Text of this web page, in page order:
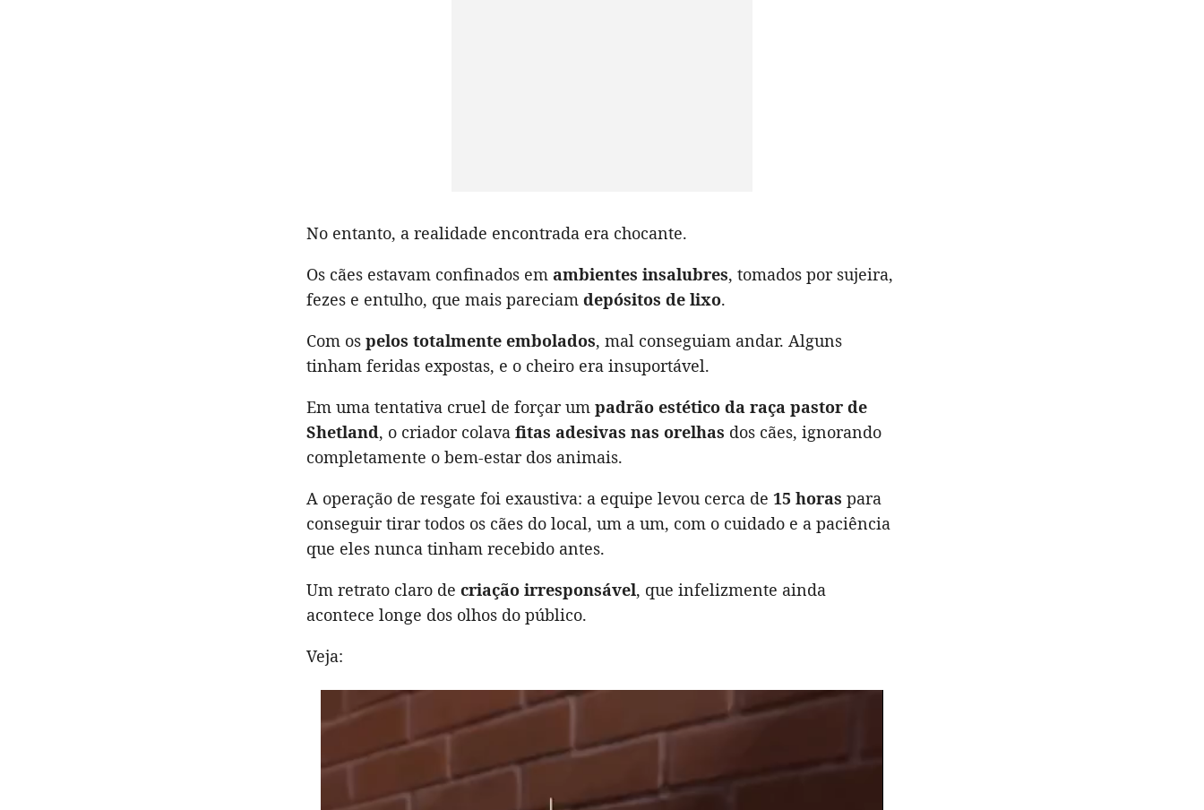
No entanto, a realidade encontrada era chocante.
Os cães estavam confinados em ambientes insalubres, tomados por sujeira,
fezes e entulho, que mais pareciam depósitos de lixo.
Com os pelos totalmente embolados, mal conseguiam andar. Alguns
tinham feridas expostas, e o cheiro era insuportável.
Em uma tentativa cruel de forçar um padrão estético da raça pastor de
Shetland, o criador colava fitas adesivas nas orelhas dos cães, ignorando
completamente o bem-estar dos animais.
A operação de resgate foi exaustiva: a equipe levou cerca de 15 horas para
conseguir tirar todos os cães do local, um a um, com o cuidado e a paciência
que eles nunca tinham recebido antes.
Um retrato claro de criação irresponsável, que infelizmente ainda
acontece longe dos olhos do público.
Veja: